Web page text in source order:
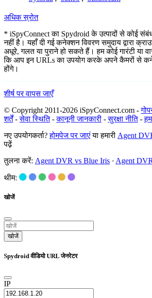
अधिक स्रोत
* iSpyConnect का Spydroid के उत्पादों से कोई
नहीं है। यहाँ दी गई कनेक्शन विवरण समुदाय द्वारा
अधूरे, गलत या पुराने हो सकते हैं। हम कोई गारंटी या
कि आप इन URLs का उपयोग करके अपने कैमरों से
होंगे।
शीर्ष पर वापस जाएँ
© Copyright 2011-2026 iSpyConnect.com -
शर्तें-सेवा स्थिति-कानूनी जानकारी -सुरक्षा नीति-
नए उपयोगकर्ता?होमपेज पर जाएंया हमारी Agent
पढ़ें
तुलना करें: Agent DVR vs Blue Iris · Agent
थीम:
खोजें
खोजें
Spydroid वीडियो URL जेनरेटर
IP